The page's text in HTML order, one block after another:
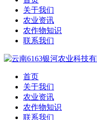
关于我们
农业资讯
农作物知识
联系我们
首页
关于我们
农业资讯
农作物知识
联系我们